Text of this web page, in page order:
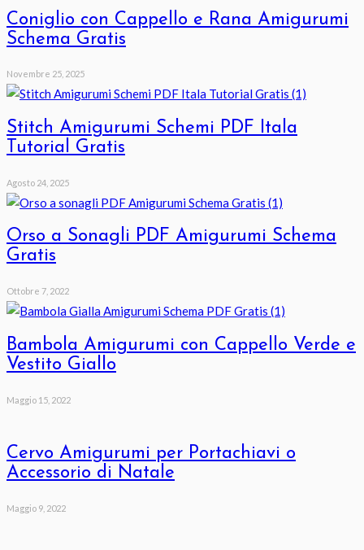
Coniglio con Cappello e Rana Amigurumi
Schema Gratis
Novembre 25, 2025
Stitch Amigurumi Schemi PDF Itala
Tutorial Gratis
Agosto 24, 2025
Orso a Sonagli PDF Amigurumi Schema
Gratis
Ottobre 7, 2022
Bambola Amigurumi con Cappello Verde e
Vestito Giallo
Maggio 15, 2022
Cervo Amigurumi per Portachiavi o
Accessorio di Natale
Maggio 9, 2022